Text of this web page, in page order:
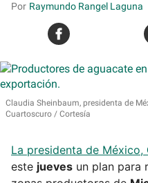
Raymundo Rangel Laguna
Claudia Sheinbaum, presidenta de
Cuartoscuro / Cortesía
La presidenta de México,
este jueves un plan para